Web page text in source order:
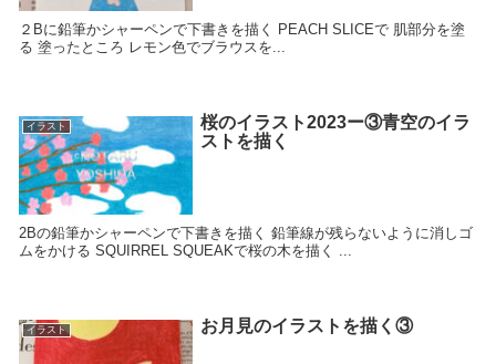
２Bに鉛筆かシャーペンで下書きを描く PEACH SLICEで 肌部分を塗
る 塗ったところ レモン色でブラウスを...
イラスト
桜のイラスト2023ー③青空のイラ
ストを描く
2Bの鉛筆かシャーペンで下書きを描く 鉛筆線が残らないように消しゴ
ムをかける SQUIRREL SQUEAKで桜の木を描く ...
イラスト お月見のイラストを描く③